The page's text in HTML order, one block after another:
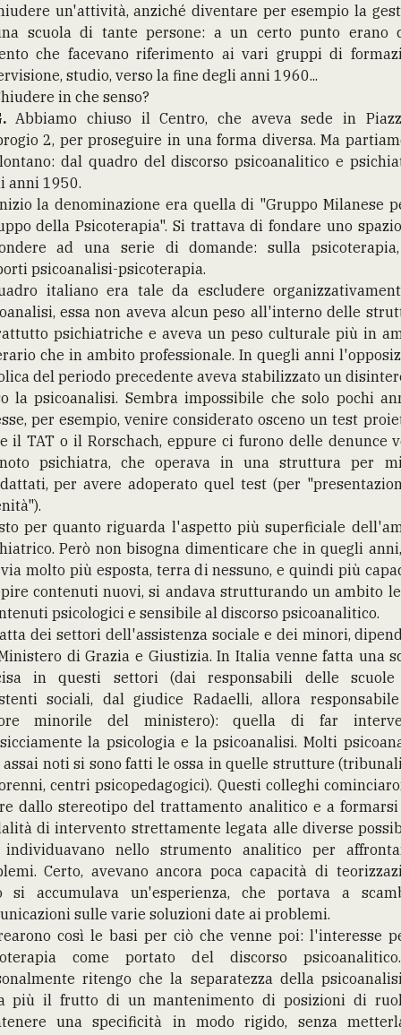
un'attività, anziché diventare per esempio la
scuola di tante persone: a un certo punto erano
che facevano riferimento ai vari gruppi di
studio, verso la fine degli anni 1960...
in che senso?
Abbiamo chiuso il Centro, che aveva sede in
2, per proseguire in una forma diversa. Ma
dal quadro del discorso psicoanalitico e
anni 1950.
la denominazione era quella di "Gruppo Milanese
della Psicoterapia". Si trattava di fondare uno
ad una serie di domande: sulla
psicoanalisi-psicoterapia.
italiano era tale da escludere
essa non aveva alcun peso all'interno delle
psichiatriche e aveva un peso culturale più in
che in ambito professionale. In quegli anni
del periodo precedente aveva stabilizzato un
la psicoanalisi. Sembra impossibile che solo pochi
per esempio, venire considerato osceno un test
il TAT o il Rorschach, eppure ci furono delle denunce
psichiatra, che operava in una struttura per
per avere adoperato quel test (per
per quanto riguarda l'aspetto più superficiale
Però non bisogna dimenticare che in quegli
molto più esposta, terra di nessuno, e quindi più
contenuti nuovi, si andava strutturando un ambito
psicologici e sensibile al discorso psicoanalitico.
dei settori dell'assistenza sociale e dei minori,
di Grazia e Giustizia. In Italia venne fatta una
in questi settori (dai responsabili delle
sociali, dal giudice Radaelli, allora
minorile del ministero): quella di far
la psicologia e la psicoanalisi. Molti
assai noti si sono fatti le ossa in quelle strutture
centri psicopedagogici). Questi colleghi
dallo stereotipo del trattamento analitico e a
di intervento strettamente legata alle diverse
individuavano nello strumento analitico per
Certo, avevano ancora poca capacità di
si accumulava un'esperienza, che portava a
sulle varie soluzioni date ai problemi.
così le basi per ciò che venne poi: l'interesse
come portato del discorso
ritengo che la separatezza della
più il frutto di un mantenimento di posizioni di
una specificità in modo rigido, senza